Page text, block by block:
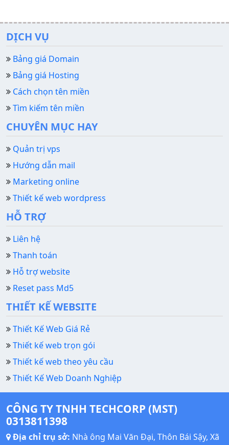
DỊCH VỤ
Bảng giá Domain
Bảng giá Hosting
Cách chọn tên miền
Tìm kiếm tên miền
CHUYÊN MỤC HAY
Quản trị vps
Hướng dẫn mail
Marketing online
Thiết kế web wordpress
HỖ TRỢ
Liên hệ
Thanh toán
Hỗ trợ website
Reset pass Md5
THIẾT KẾ WEBSITE
Thiết Kế Web Giá Rẻ
Thiết kế web trọn gói
Thiết kế web theo yêu cầu
Thiết Kế Web Doanh Nghiệp
CÔNG TY TNHH TECHCORP (MST)
0313811398
Địa chỉ trụ sở: Nhà ông Mai Văn Đại, Thôn Bái Sậy, Xã